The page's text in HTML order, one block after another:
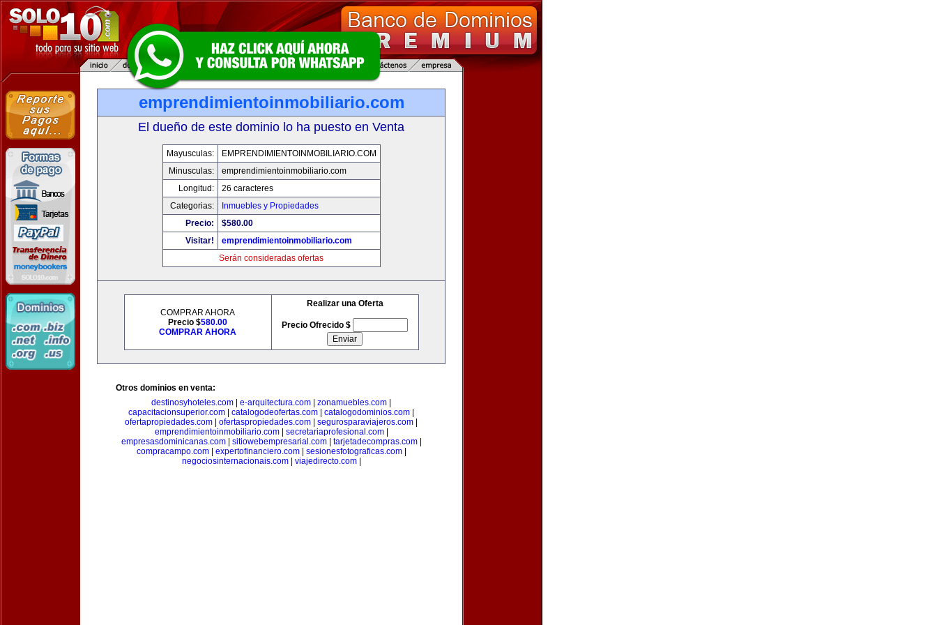
emprendimientoinmobiliario.com
El dueño de este dominio lo ha puesto en Venta
Mayusculas:
EMPRENDIMIENTOINMOBILIARIO.COM
Minusculas:
emprendimientoinmobiliario.com
Longitud:
26 caracteres
Categorias:
Inmuebles y Propiedades
Precio:
$580.00
Visitar!
emprendimientoinmobiliario.com
Serán consideradas ofertas
COMPRAR AHORA
Precio $580.00
COMPRAR AHORA
Realizar una Oferta
Precio Ofrecido $
Otros dominios en venta:
destinosyhoteles.com
e-arquitectura.com zonamuebles.com
capacitacionsuperior.com
catalogodeofertas.com catalogodominios.com
ofertapropiedades.com
ofertaspropiedades.com segurosparaviajeros.com
emprendimientoinmobiliario.com| secretariaprofesional.com|
empresasdominicanas.com| sitiowebempresarial.com| tarjetadecompras.com|
compracampo.com| expertofinanciero.com| sesionesfotograficas.com|
negociosinternacionais.com| viajedirecto.com|